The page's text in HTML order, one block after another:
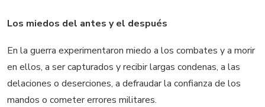
Los miedos del antes y el después
En la guerra experimentaron miedo a los combates y a morir
en ellos, a ser capturados y recibir largas condenas, a las
delaciones o deserciones, a defraudar la confianza de los
mandos o cometer errores militares.